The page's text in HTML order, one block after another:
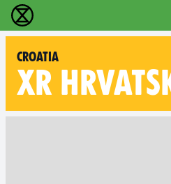
বিলুপ্তি বিদ্রোহ - Home
Croatia
XR